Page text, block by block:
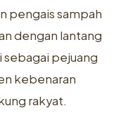
pengais sampah
dengan lantang
pejuang
kebenaran
rakyat.